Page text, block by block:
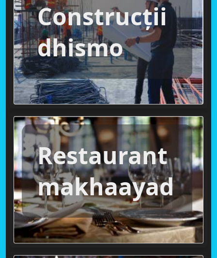
Construcții
dhismo
Restaurant
makhaayad